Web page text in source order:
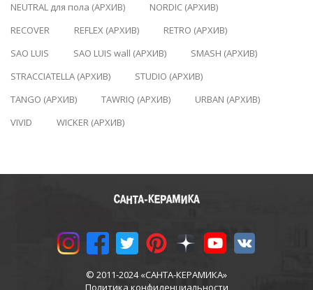
NEUTRAL для пола (АРХИВ)
NORDIC (АРХИВ)
RECOVER
REFLEX (АРХИВ)
RETRO (АРХИВ)
SAO LUIS
SAO LUIS wall (АРХИВ)
SMASH (АРХИВ)
STRACCIATELLA (АРХИВ)
STUDIO (АРХИВ)
TANGO (АРХИВ)
TAWRIQ (АРХИВ)
URBAN (АРХИВ)
VIVID
WICKER (АРХИВ)
© 2011-2024 «САНТА-КЕРАМИКА»
Политика конфиденциальности